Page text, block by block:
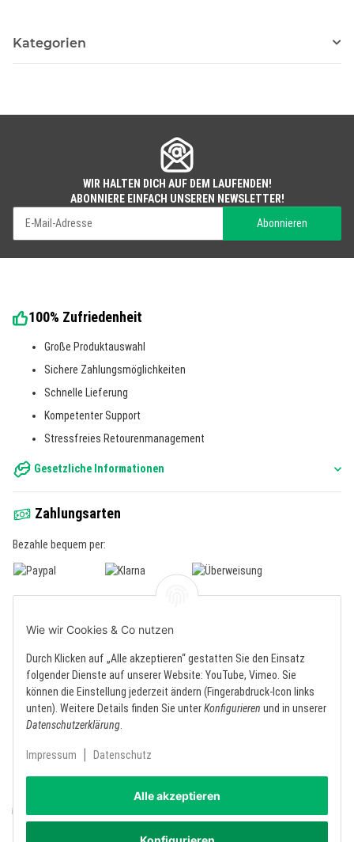
Alle akzeptieren
Wie wir Cookies & Co nutzen
Durch Klicken auf „Alle akzeptieren“ gestatten Sie den Einsatz
folgender Dienste auf unserer Website: YouTube, Vimeo. Sie
können die Einstellung jederzeit ändern (Fingerabdruck-Icon links
unten). Weitere Details finden Sie unterKonfigurieren und in unserer
Datenschutzerklärung.
Impressum Datenschutz
Kategorien
WIR HALTEN DICH AUF DEM LAUFENDEN!
ABONNIERE EINFACH UNSEREN NEWSLETTER!
Abonnieren
100% Zufriedenheit
Große Produktauswahl
Sichere Zahlungsmöglichkeiten
Schnelle Lieferung
Kompetenter Support
Stressfreies Retourenmanagement
Gesetzliche Informationen
Zahlungsarten
Bezahle bequem per:
Kontakt
Telefonischer Support
(+49) 2269 927 52 62
Mo. - Fr.: 09:00 - 16:00 Uhr
Öffnungszeiten unserer Filialen: